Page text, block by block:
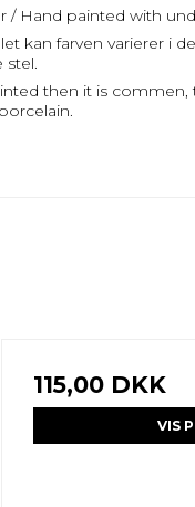
/ Hand painted with
kan farven varierer i
stel.
then it is commen,
115,00 DKK
VIS